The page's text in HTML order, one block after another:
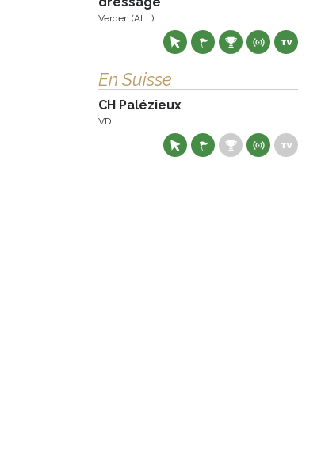
Verden (ALL)
En Suisse
CH Palézieux
VD